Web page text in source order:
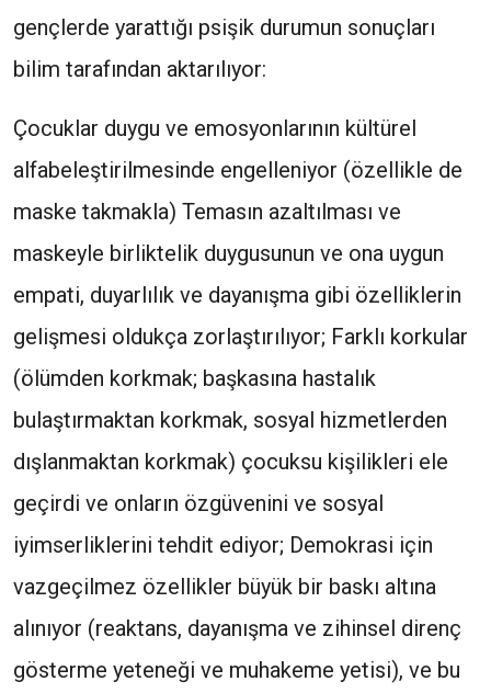
gençlerde yarattığı psişik durumun sonuçları
bilim tarafından aktarılıyor:
Çocuklar duygu ve emosyonlarının kültürel
alfabeleştirilmesinde engelleniyor (özellikle de
maske takmakla) Temasın azaltılması ve
maskeyle birliktelik duygusunun ve ona uygun
empati, duyarlılık ve dayanışma gibi özelliklerin
gelişmesi oldukça zorlaştırılıyor; Farklı korkular
(ölümden korkmak; başkasına hastalık
bulaştırmaktan korkmak, sosyal hizmetlerden
dışlanmaktan korkmak) çocuksu kişilikleri ele
geçirdi ve onların özgüvenini ve sosyal
iyimserliklerini tehdit ediyor; Demokrasi için
vazgeçilmez özellikler büyük bir baskı altına
alınıyor (reaktans, dayanışma ve zihinsel direnç
gösterme yeteneği ve muhakeme yetisi), ve bu